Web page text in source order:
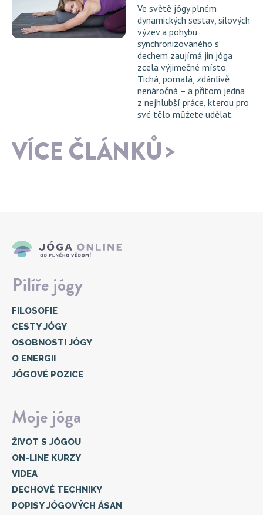
Ve světě jógy plném
dynamických sestav, silových
výzev a pohybu
synchronizovaného s
dechem zaujímá jin jóga
zcela výjimečné místo.
Tichá, pomalá, zdánlivě
nenáročná – a přitom jedna
z nejhlubší práce, kterou pro
své tělo můžete udělat.
VÍCE ČLÁNKŮ
Pilíře jógy
FILOSOFIE
CESTY JÓGY
OSOBNOSTI JÓGY
O ENERGII
JÓGOVÉ POZICE
Moje jóga
ŽIVOT S JÓGOU
ON-LINE KURZY
VIDEA
DECHOVÉ TECHNIKY
POPISY JÓGOVÝCH ÁSAN